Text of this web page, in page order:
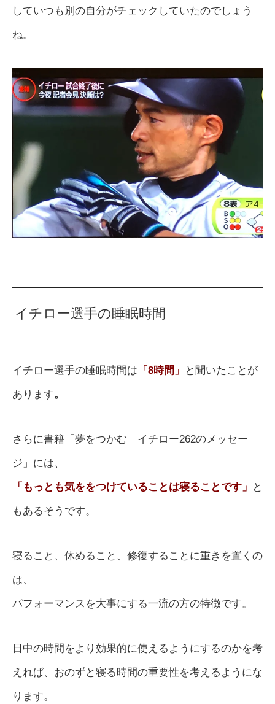
していつも別の自分がチェックしていたのでしょう
ね。
イチロー選手の睡眠時間
イチロー選手の睡眠時間は 「 8時間」 と聞いたことが
あります。
さらに書籍「夢をつかむ イチロー262のメッセー
ジ」には、
「もっとも気ををつけていることは寝ることです」 と
もあるそうです。
寝ること、休めること、修復することに重きを置くの
は、
パフォーマンスを大事にする一流の方の特徴です。
日中の時間をより効果的に使えるようにするのかを考
えれば、おのずと寝る時間の重要性を考えるようにな
ります。